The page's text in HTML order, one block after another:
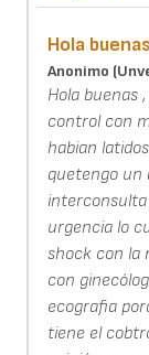
Hola
Anonimo
Hola buenas
control con
habian
quetengo un
interconsulta
urgencia lo
shock con la
con
ecografia
tiene el